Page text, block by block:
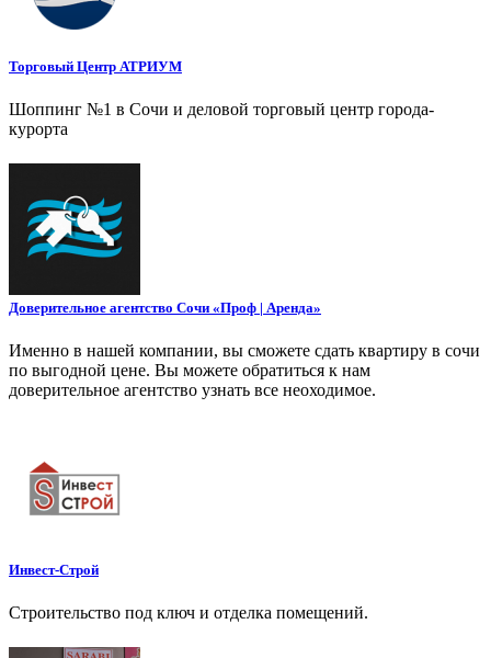
Торговый Центр АТРИУМ
Шоппинг №1 в Сочи и деловой торговый центр города-
курорта
Доверительное агентство Сочи «Проф | Аренда»
Именно в нашей компании, вы сможете сдать квартиру в сочи
по выгодной цене. Вы можете обратиться к нам
доверительное агентство узнать все неоходимое.
Инвест-Строй
Строительство под ключ и отделка помещений.